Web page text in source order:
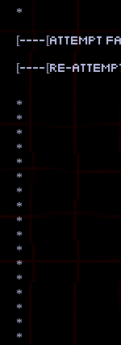
*
[----[attempt
[----[re-
*
*
*
*
*
*
*
*
*
*
*
*
*
*
*
*
*